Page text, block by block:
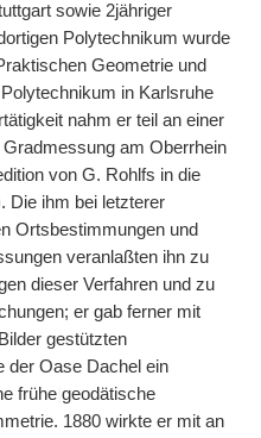
sowie 2jähriger
Polytechnikum wurde
Geometrie und
in Karlsruhe
nahm er teil an einer
Gradmessung am Oberrhein
von G. Rohlfs in die
Die ihm bei letzterer
Ortsbestimmungen und
veranlaßten ihn zu
dieser Verfahren und zu
er gab ferner mit
gestützten
der Oase Dachel ein
frühe geodätische
1880 wirkte er mit an